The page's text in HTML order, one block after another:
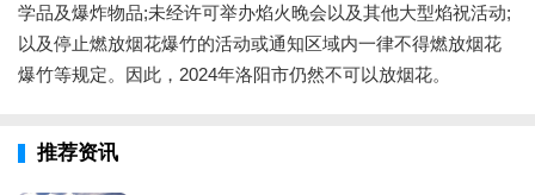
学品及爆炸物品;未经许可举办焰火晚会以及其他大型焰祝活动;
以及停止燃放烟花爆竹的活动或通知区域内一律不得燃放烟花
爆竹等规定。因此，2024年洛阳市仍然不可以放烟花。
推荐资讯